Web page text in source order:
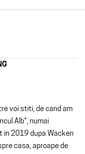
voi stiti, de cand am
Alb", numai
in 2019 dupa Wacken
casa, aproape de